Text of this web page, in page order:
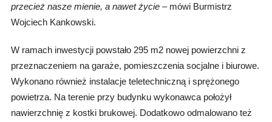
przecież nasze mienie, a nawet życie– mówi Burmistrz
Wojciech Kankowski.
W ramach inwestycji powstało 295 m2 nowej powierzchni z
przeznaczeniem na garaże, pomieszczenia socjalne i biurowe.
Wykonano również instalacje teletechniczną i sprężonego
powietrza. Na terenie przy budynku wykonawca położył
nawierzchnię z kostki brukowej. Dodatkowo odmalowano też